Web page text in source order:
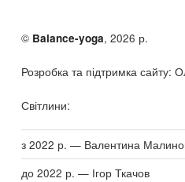
© Balance-yoga, 2026 р.
Розробка та підтримка сайту:
Світлини:
з 2022 р. — Валентина
до 2022 р. — Ігор Ткачов